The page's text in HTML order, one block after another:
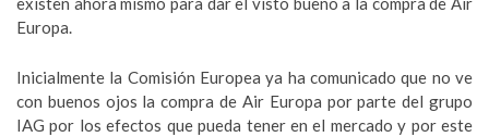
Europa.
Inicialmente la Comisión Europea ya ha comunicado que no ve
con buenos ojos la compra de Air Europa por parte del grupo
IAG por los efectos que pueda tener en el mercado y por este